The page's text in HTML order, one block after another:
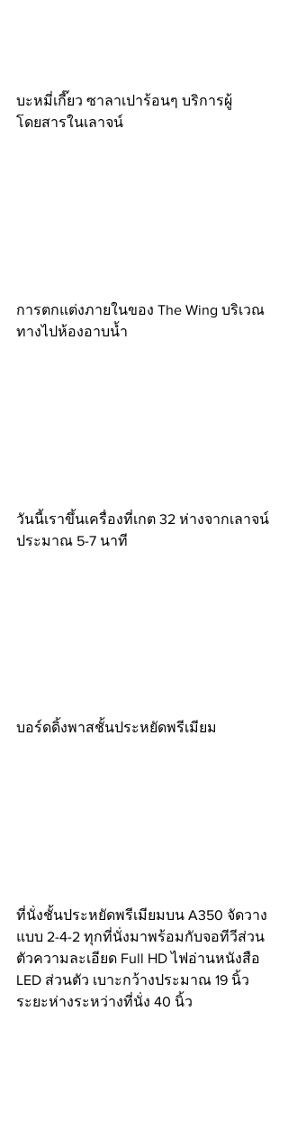
บะหมี่เกี๊ยว ซาลาเปาร้อนๆ บริการผู้
โดยสารในเลาจน์
การตกแต่งภายในของ The Wing บริเวณ
ทางไปห้องอาบน้ำ
วันนี้เราขึ้นเครื่องที่เกต 32 ห่างจากเลาจน์
ประมาณ 5-7 นาที
บอร์ดดิ้งพาสชั้นประหยัดพรีเมียม
ที่นั่งชั้นประหยัดพรีเมียมบน A350 จัดวาง
แบบ 2-4-2 ทุกที่นั่งมาพร้อมกับจอทีวีส่วน
ตัวความละเอียด Full HD ไฟอ่านหนังสือ
LED ส่วนตัว เบาะกว้างประมาณ 19 นิ้ว
ระยะห่างระหว่างที่นั่ง 40 นิ้ว